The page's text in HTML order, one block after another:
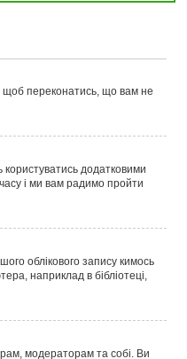
щоб переконатись, що вам не
додатковими
і ми вам радимо пройти
облікового запису кимось
наприклад в бібліотеці,
модераторам та собі. Ви